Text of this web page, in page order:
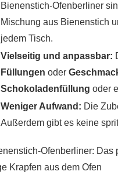
Bienenstich-Ofenberliner
Mischung aus Bienenstich
jedem Tisch.
Vielseitig und anpassbar:
Füllungen oder
Schokoladenfüllung oder
Weniger Aufwand: Die
Außerdem gibt es keine